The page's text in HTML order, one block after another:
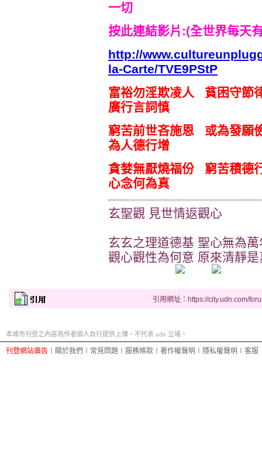
一切
按此連結影片:(全世界每天
http://
la-Carte/TVE9PStP
富裕勿淫欺凌人 貧困守
廣行言詞慎
窮苦前世吝施恩 或為發
為人德行增
貪婪無厭燒福份 窮苦積
心念何為真
玄聖觀 見世情返觀心
玄玄之理道德基 聖心無為萬
觀心觀性為何意 原來清靜是
引用網址：https://city.udn.com/
本城市刊登之內容為作者個人自行提供上傳，不代表 udn 立場。
刊登網站廣告 關於我們 常見問題 服務條款 著作權聲明 隱私權聲明 客服